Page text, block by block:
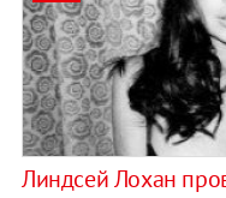
Линдсей Лохан